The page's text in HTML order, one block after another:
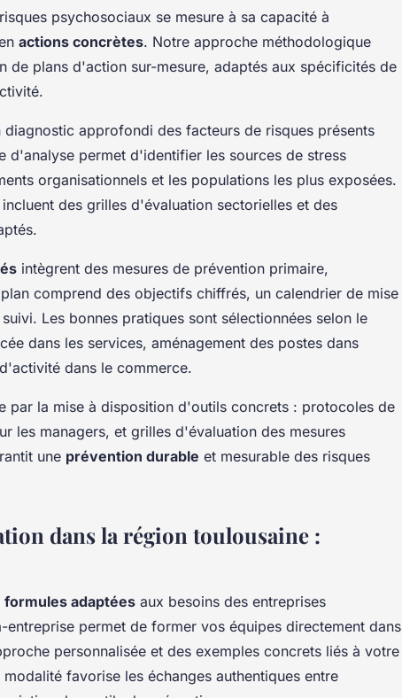
psychosociaux se mesure à sa capacité à
actions concrètes. Notre approche méthodologique
de plans d'action sur-mesure, adaptés aux spécificités de
approfondi des facteurs de risques présents
d'analyse permet d'identifier les sources de stress
organisationnels et les populations les plus exposées.
des grilles d'évaluation sectorielles et des
intègrent des mesures de prévention primaire,
comprend des objectifs chiffrés, un calendrier de mise
Les bonnes pratiques sont sélectionnées selon le
dans les services, aménagement des postes dans
dans le commerce.
par la mise à disposition d'outils concrets : protocoles de
les managers, et grilles d'évaluation des mesures
une prévention durable et mesurable des risques
dans la région toulousaine :
formules adaptées aux besoins des entreprises
permet de former vos équipes directement dans
personnalisée et des exemples concrets liés à votre
favorise les échanges authentiques entre